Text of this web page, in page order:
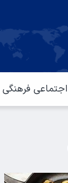
اجتماعی فرهنگی